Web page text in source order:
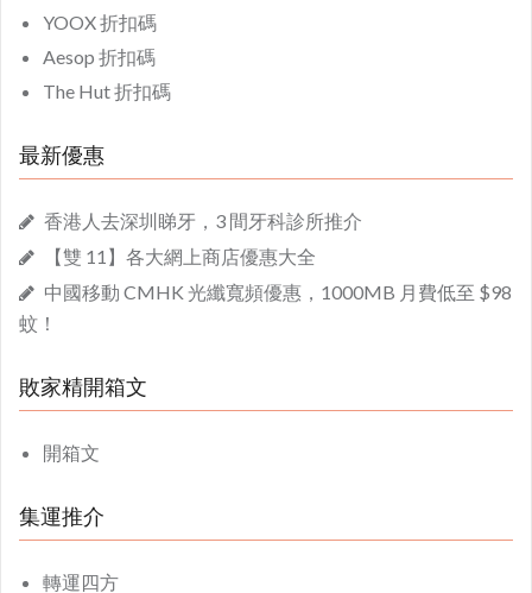
YOOX 折扣碼
Aesop 折扣碼
The Hut 折扣碼
最新優惠
香港人去深圳睇牙，3 間牙科診所推介
【雙 11】各大網上商店優惠大全
中國移動 CMHK 光纖寬頻優惠，1000MB 月費低至 $98
蚊！
敗家精開箱文
開箱文
集運推介
轉運四方